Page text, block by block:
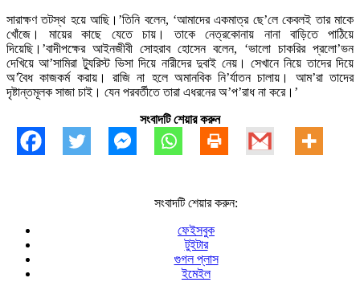
সারাক্ষণ তটস্থ হয়ে আছি।’তিনি বলেন, ‘আমাদের একমাত্র ছে’লে কেবলই তার মাকে
খোঁজে। মায়ের কাছে যেতে চায়। তাকে নেত্রকোনায় নানা বাড়িতে পাঠিয়ে
দিয়েছি।’বাদীপক্ষের আইনজীবী সোহরাব হোসেন বলেন, ‘ভালো চাকরির প্রলো’ভন
দেখিয়ে আ’সামিরা ট্যুরিস্ট ভিসা দিয়ে নারীদের দুবাই নেয়। সেখানে নিয়ে তাদের দিয়ে
অ’বৈধ কাজকর্ম করায়। রাজি না হলে অমানবিক নি’র্যাতন চালায়। আম’রা তাদের
দৃষ্টান্তমূলক সাজা চাই। যেন পরবর্তীতে তারা এধরনের অ’প’রাধ না করে।’
সংবাদটি শেয়ার করুন
সংবাদটি শেয়ার করুন:
ফেইসবুক
টুইটার
গুগল প্লাস
ইমেইল